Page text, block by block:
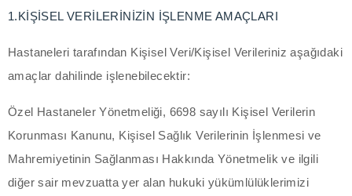
panel
Panel
1.KİŞİSEL VERİLERİNİZİN İŞLENME AMAÇLARI
Hastaneleri tarafından Kişisel Veri/Kişisel Verileriniz aşağıdaki
amaçlar dahilinde işlenebilecektir:
Özel Hastaneler Yönetmeliği, 6698 sayılı Kişisel Verilerin
Korunması Kanunu, Kişisel Sağlık Verilerinin İşlenmesi ve
Mahremiyetinin Sağlanması Hakkında Yönetmelik ve ilgili
diğer sair mevzuatta yer alan hukuki yükümlülüklerimizi